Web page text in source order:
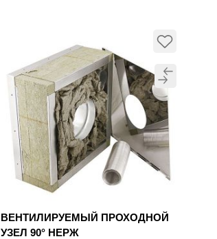
ВЕНТИЛИРУЕМЫЙ ПРОХОДНОЙ
УЗЕЛ 90° НЕРЖ